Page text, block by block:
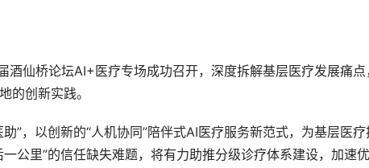
仙桥论坛AI+医疗专场成功召开，深度拆解基层医疗发展痛点
的创新实践。
”，以创新的“人机协同”陪伴式AI医疗服务新范式，为基层医疗
公里”的信任缺失难题，将有力助推分级诊疗体系建设，加速